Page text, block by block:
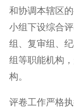
和协调本辖区
小组下设综合
组、复审组、
组等职能机构
构。
评卷工作严格